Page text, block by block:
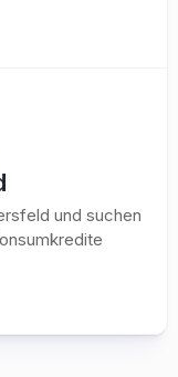
und suchen